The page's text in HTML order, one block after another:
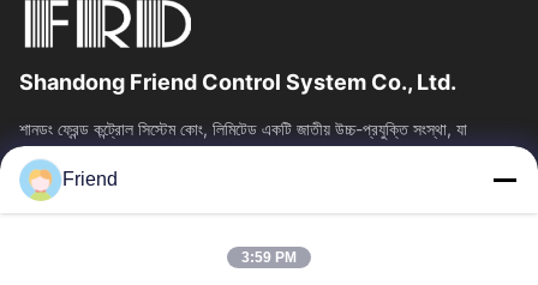
Shandong Friend Control System Co., Ltd.
শানডং ফ্রেন্ড কন্ট্রোল সিস্টেম কোং, লিমিটেড একটি জাতীয় উচ্চ-প্রযুক্তি সংস্থা, যা
ইন্সট্রুমেন্টেশন R&D, উত্পাদন এবং শিল্প নিয়ন্ত্রণ...
দ্রুত লিঙ্ক
আমাদের সম্পর্কে
Friend
3:59 PM